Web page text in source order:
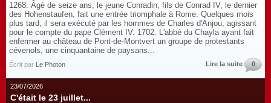
1268. Âgé de seize ans, le jeune Conradin, fils de Conrad IV, le dernier
des Hohenstaufen, fait une entrée triomphale à Rome. Quelques mois
plus tard, il sera exécuté par les hommes de Charles d'Anjou, agissant
pour le compte du pape Clément IV. 1702. L'abbé du Chayla ayant fait
enfermer au château de Pont-de-Montvert un groupe de protestants
cévenols, une cinquantaine de paysans...
Écrit par Le Photon Lire la suite 0
23/07/2026
C'était le 23 juillet...